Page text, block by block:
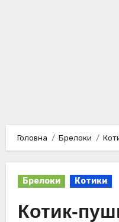
Головна Брелоки
Брелоки Котики
Котик-